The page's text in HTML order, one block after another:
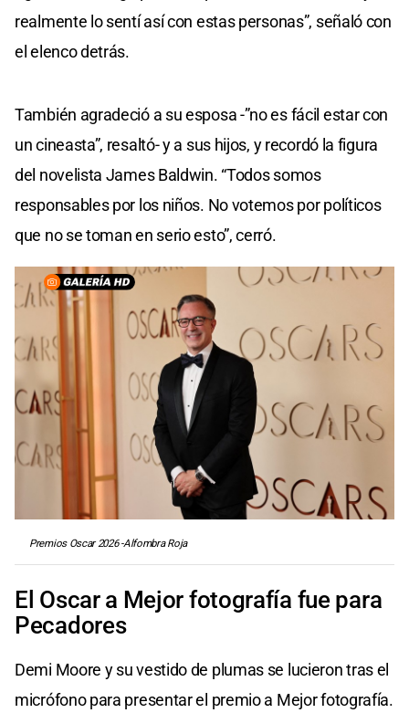
realmente lo sentí así con estas personas”, señaló con
el elenco detrás.
También agradeció a su esposa -”no es fácil estar con
un cineasta”, resaltó- y a sus hijos, y recordó la figura
del novelista James Baldwin. “Todos somos
responsables por los niños. No votemos por políticos
que no se toman en serio esto”, cerró.
Premios Oscar 2026 -Alfombra Roja
El Oscar a Mejor fotografía fue para
Pecadores
Demi Moore y su vestido de plumas se lucieron tras el
micrófono para presentar el premio a Mejor fotografía.